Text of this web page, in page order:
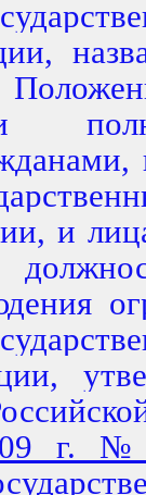
и
и
г.